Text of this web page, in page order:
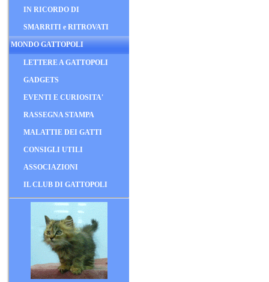
IN RICORDO DI
SMARRITI e RITROVATI
MONDO GATTOPOLI
LETTERE A GATTOPOLI
GADGETS
EVENTI E CURIOSITA'
RASSEGNA STAMPA
MALATTIE DEI GATTI
CONSIGLI UTILI
ASSOCIAZIONI
IL CLUB DI GATTOPOLI